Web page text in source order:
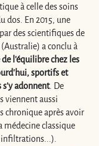
à celle des soins
dos. En 2015, une
des scientifiques de
a conclu à
l'équilibre chez les
sportifs et
s'y adonnent. De
viennent aussi
chronique après avoir
médecine classique